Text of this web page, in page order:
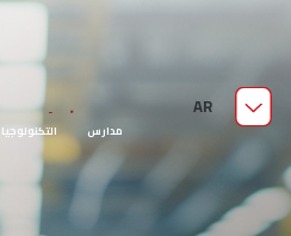
مدارس السويدي الفنية
قدّم الآن
مدارس التكنولوجيا
التطبيقية
AR